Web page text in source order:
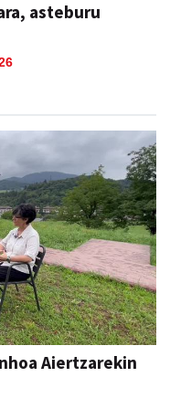
asteburu
Aiertzarekin